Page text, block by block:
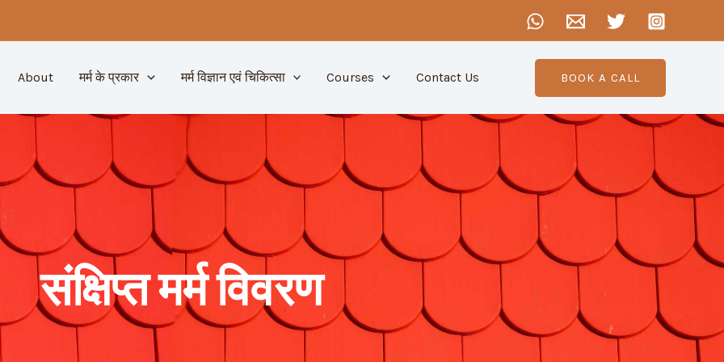
About मर्म के प्रकार मर्म विज्ञान एवं चिकित्सा Courses Contact Us BOOK A CALL
संक्षिप्त मर्म विवरण